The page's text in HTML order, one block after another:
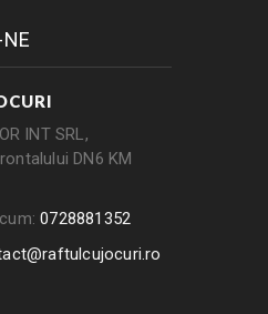
INT SRL,
DN6 KM
0728881352